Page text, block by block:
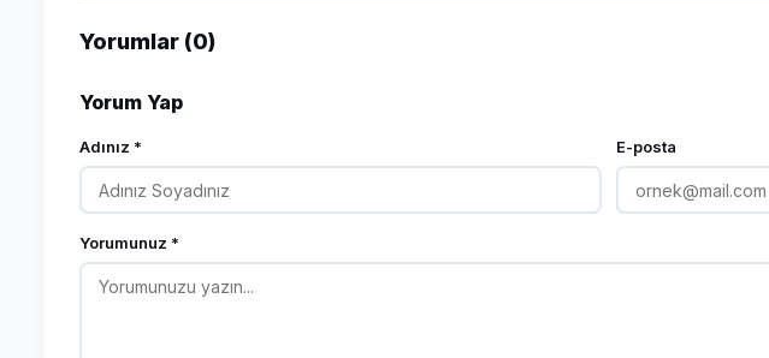
Yorumlar (0)
Yorum Yap
Adınız * E-posta
Yorumunuz *